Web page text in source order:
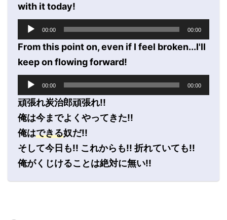
ー
with it today!
プ
レ
ー
00:00 00:00
From this point on, even if I feel broken...I'll
keep on flowing forward!
プ
レ
ー
ヤ
ー
00:00 00:00
頑張れ炭治郎頑張れ!!
俺は今までよくやってきた!!
俺はできる奴だ!!
そして今日も!! これからも!! 折れていても!!
俺がくじけることは絶対に無い!!